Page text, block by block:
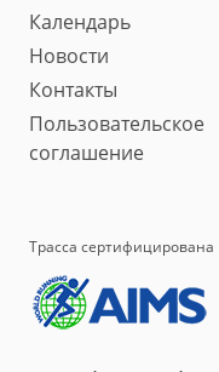
Календарь
Новости
Контакты
Пользовательское
соглашение
Трасса сертифицирована